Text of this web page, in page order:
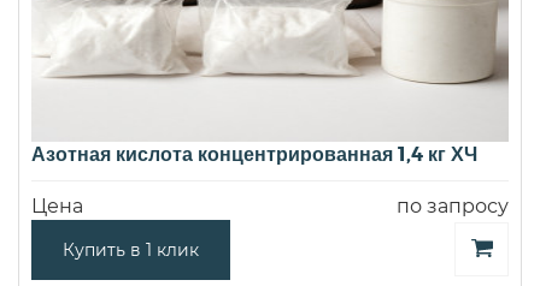
Азотная кислота концентрированная 1,4 кг ХЧ
Цена по запросу
Купить в 1 клик